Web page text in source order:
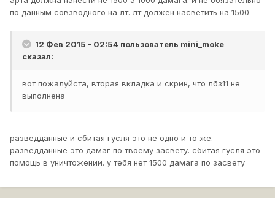
по данным совзводного на лт. лт должен насветить на 1500
12 Фев 2015 - 02:54 пользователь mini_moke
сказал:
вот пожалуйста, вторая вкладка и скрин, что лбз11 не
выполнена
разведданные и сбитая гусля это не одно и то же.
разведданные это дамаг по твоему засвету. сбитая гусля это
помощь в уничтожении. у тебя нет 1500 дамага по засвету